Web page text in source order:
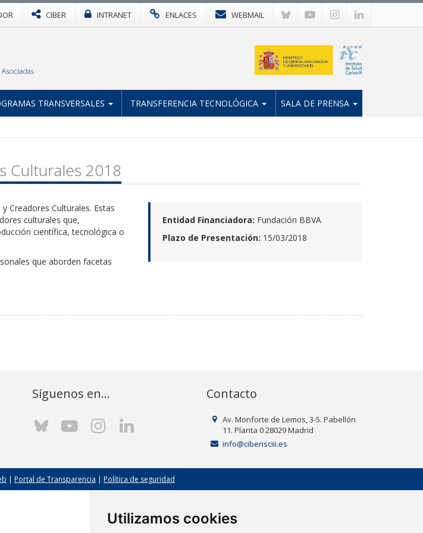
Utilizamos cookies
CIBER INTRANET ENLACES WEBMAIL
TRANSVERSALES TRANSFERENCIA TECNOLÓGICA SALA DE PRENSA
Culturales 2018
Creadores Culturales. Estas
culturales que,
científica, tecnológica o
que aborden facetas
Entidad Financiadora: Fundación BBVA
Plazo de Presentación: 15/03/2018
Síguenos en... Contacto
Av. Monforte de Lemos, 3-5. Pabellón
11. Planta 0 28029 Madrid
info@ciberisciii.es
| Portal de Transparencia | Política de seguridad